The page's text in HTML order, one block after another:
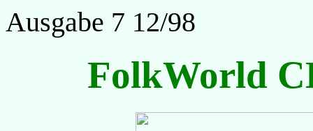
Ausgabe 7 12/98
FolkWorld